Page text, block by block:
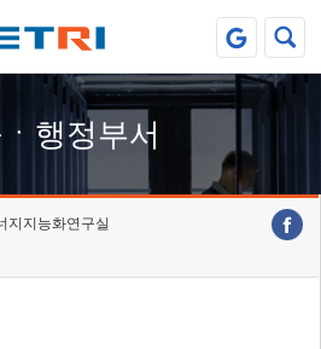
행정부서
지지능화연구실